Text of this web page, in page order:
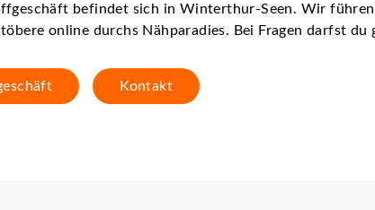
befindet sich in Winterthur-Seen. Wir führen
online durchs Nähparadies. Bei Fragen darfst du
Kontakt